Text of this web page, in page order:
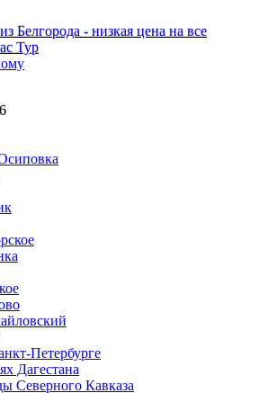
Петербурге
Дагестана
Северного Кавказа